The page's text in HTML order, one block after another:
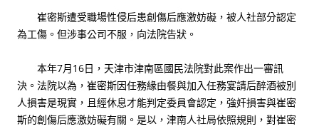
崔密斯遭受職場性侵后患創傷后應激妨礙，被人社部分認定
為工傷。但涉事公司不服，向法院告狀。
本年7月16日，天津市津南區國民法院對此案作出一審訊
決。法院以為，崔密斯因任務緣由餐與加入任務宴請后醉酒被別
人損害是現實，且經休息才能判定委員會認定，強奸損害與崔密
斯的創傷后應激妨礙有關。是以，津南人社局依照規則，對崔密